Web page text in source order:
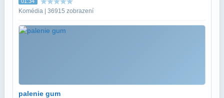
Komédia | 36915 zobrazení
palenie gum